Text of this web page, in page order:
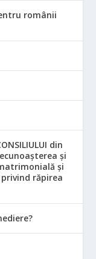
românii
din
și
și
răpirea